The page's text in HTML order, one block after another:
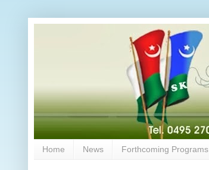
Home News Forthcoming Programs